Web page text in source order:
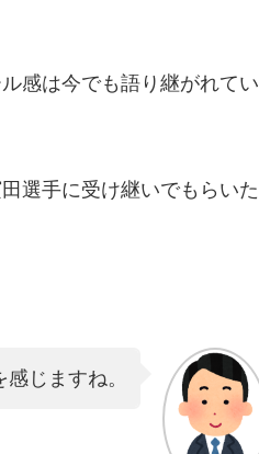
感は今でも語り継がれてい
選手に受け継いでもらいた
じますね。